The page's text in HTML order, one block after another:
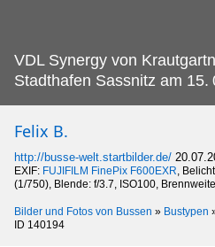
VDL Synergy von
Stadthafen Sassnitz am 15.
Felix B.
http://busse-welt.startbilder.de/
EXIF: FUJIFILM FinePix F600EXR,
(1/750), Blende: f/3.7, ISO100,
Bilder und Fotos von Bussen » Bustypen
ID 140194